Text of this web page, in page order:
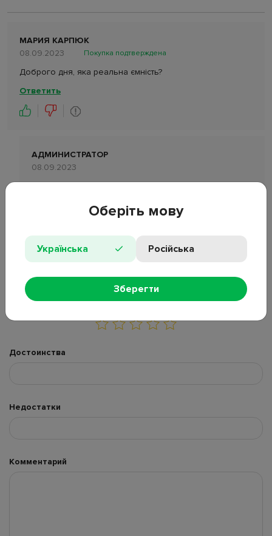
МАРИЯ КАРПЮК
08.09.2023
Покупка подтверждена
Доброго дня, яка реальна ємність?
Ответить
АДМИНИСТРАТОР
08.09.2023
Оцените товар
Достоинства
Недостатки
Комментарий
Оберіть мову
Українська Російська
Зберегти